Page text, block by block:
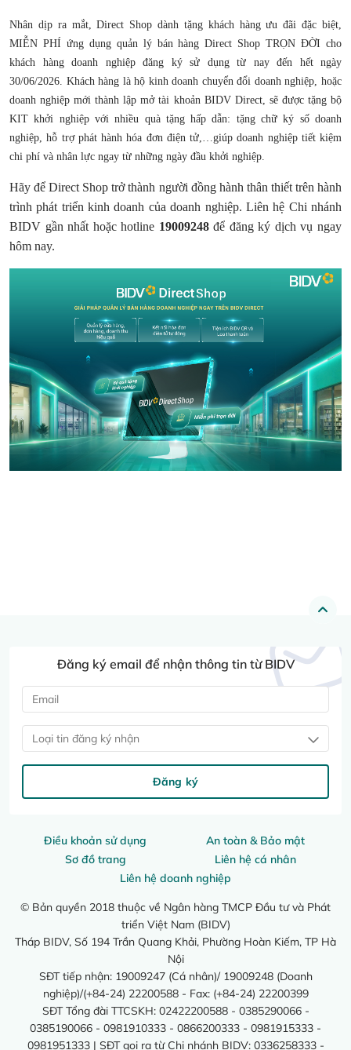
Nhân dịp ra mắt, Direct Shop dành tặng khách hàng ưu đãi đặc biệt,
MIỄN PHÍ ứng dụng quản lý bán hàng Direct Shop TRỌN ĐỜI cho
khách hàng doanh nghiệp đăng ký sử dụng từ nay đến hết ngày
30/06/2026. Khách hàng là hộ kinh doanh chuyển đổi doanh nghiệp, hoặc
doanh nghiệp mới thành lập mở tài khoản BIDV Direct, sẽ được tặng bộ
KIT khởi nghiệp với nhiều quà tặng hấp dẫn: tặng chữ ký số doanh
nghiệp, hỗ trợ phát hành hóa đơn điện tử,…giúp doanh nghiệp tiết kiệm
chi phí và nhân lực ngay từ những ngày đầu khởi nghiệp.
Hãy để Direct Shop trở thành người đồng hành thân thiết trên hành
trình phát triển kinh doanh của doanh nghiệp. Liên hệ Chi nhánh
BIDV gần nhất hoặc hotline 19009248để đăng ký dịch vụ ngay
hôm nay.
Điều khoản sử dụng
An toàn & Bảo mật
Sơ đồ trang
Liên hệ cá nhân
Liên hệ doanh nghiệp
© Bản quyền 2018 thuộc về Ngân hàng TMCP Đầu tư và Phát
triển Việt Nam (BIDV)
Tháp BIDV, Số 194 Trần Quang Khải, Phường Hoàn Kiếm, TP Hà
Nội
SĐT tiếp nhận: 19009247 (Cá nhân)/ 19009248 (Doanh
nghiệp)/(+84-24) 22200588 - Fax: (+84-24) 22200399
SĐT Tổng đài TTCSKH: 02422200588 - 0385290066 -
0385190066 - 0981910333 - 0866200333 - 0981915333 -
0981951333 | SĐT gọi ra từ Chi nhánh BIDV: 0336258333 -
Đăng ký email để nhận thông tin từ BIDV
Loại tin đăng ký nhận
Đăng ký